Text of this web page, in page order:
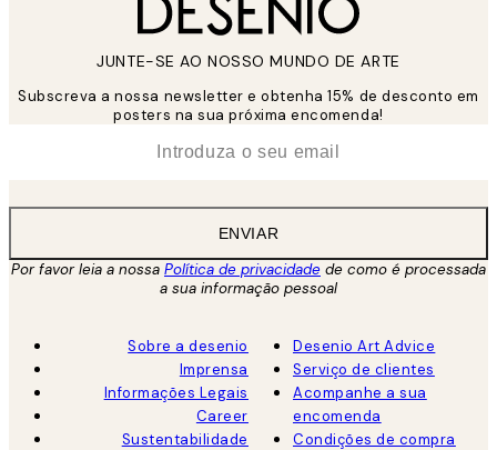
JUNTE-SE AO NOSSO MUNDO DE ARTE
Subscreva a nossa newsletter e obtenha 15% de desconto em
posters na sua próxima encomenda!
ENVIAR
Por favor leia a nossa Política de privacidade de como é processada
a sua informação pessoal
Sobre a desenio
Imprensa
Informações Legais
Career
Sustentabilidade
Desenio Art Advice
Serviço de clientes
Acompanhe a sua
encomenda
Condições de compra